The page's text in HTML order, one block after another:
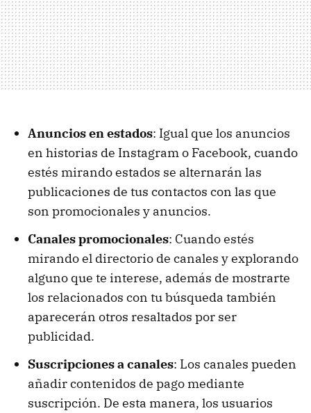
Anuncios en estados: Igual que los anuncios
en historias de Instagram o Facebook, cuando
estés mirando estados se alternarán las
publicaciones de tus contactos con las que
son promocionales y anuncios.
Canales promocionales: Cuando estés
mirando el directorio de canales y explorando
alguno que te interese, además de mostrarte
los relacionados con tu búsqueda también
aparecerán otros resaltados por ser
publicidad.
Suscripciones a canales: Los canales pueden
añadir contenidos de pago mediante
suscripción. De esta manera, los usuarios